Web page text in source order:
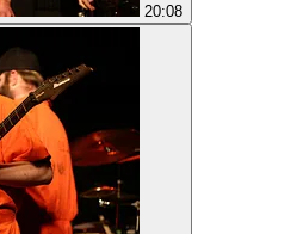
20:08